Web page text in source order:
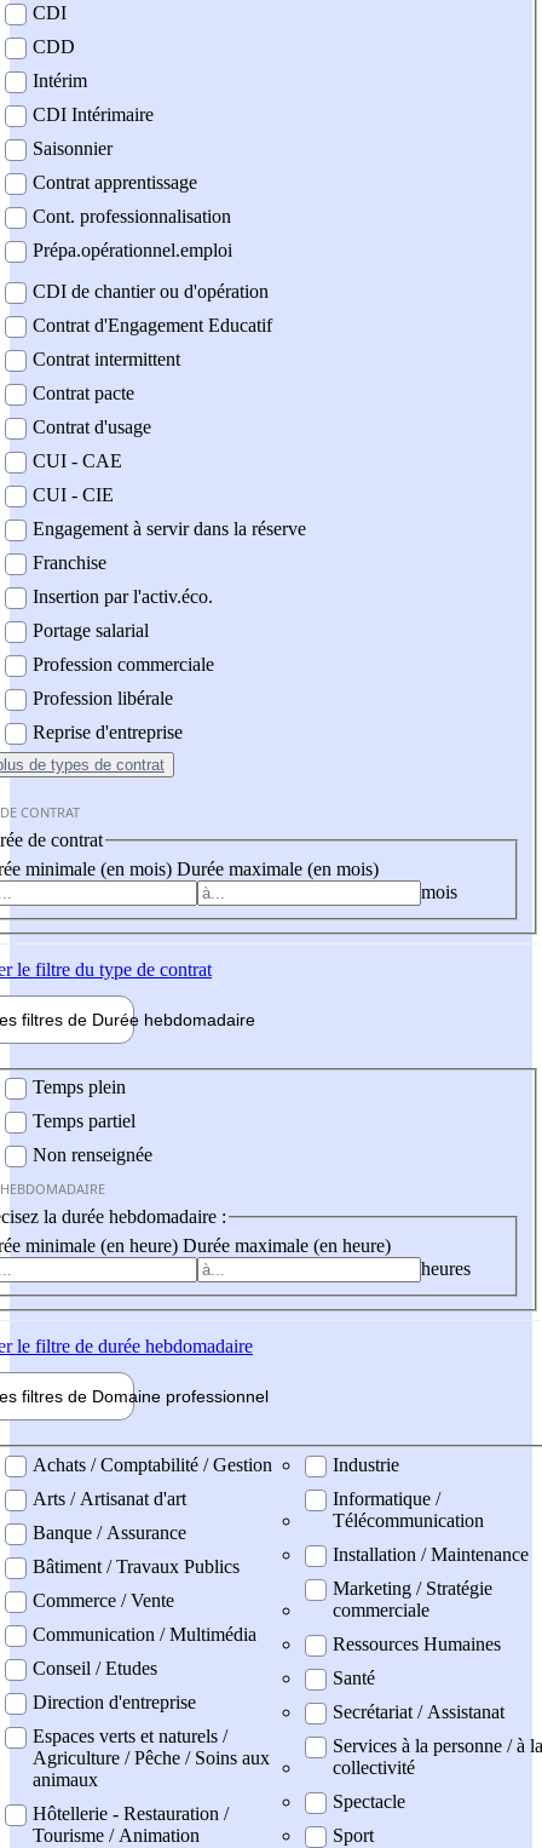
contrat
CDI
CDD
Intérim
CDI Intérimaire
Saisonnier
Contrat apprentissage
Cont. professionnalisation
Prépa.opérationnel.emploi
CDI de chantier ou d'opération
Contrat d'Engagement Educatif
Contrat intermittent
Contrat pacte
Contrat d'usage
CUI - CAE
CUI - CIE
Engagement à servir dans la réserve
Franchise
Insertion par l'activ.éco.
Portage salarial
Profession commerciale
Profession libérale
Reprise d'entreprise
de types de contrat
CONTRAT
de contrat
minimale (en mois) Durée maximale (en mois)
mois
le filtre du type de contrat
filtres de Durée hebdomadaire
Temps plein
Temps partiel
Non renseignée
la durée hebdomadaire :
minimale (en heure) Durée maximale (en heure)
heures
le filtre de durée hebdomadaire
filtres de Domaine professionnel
professionel
Achats / Comptabilité / Gestion
Arts / Artisanat d'art
Banque / Assurance
Bâtiment / Travaux Publics
Commerce / Vente
Communication / Multimédia
Conseil / Etudes
Direction d'entreprise
Espaces verts et naturels /
Agriculture / Pêche / Soins aux
animaux
Hôtellerie - Restauration /
Tourisme / Animation
Industrie
Informatique /
Télécommunication
Installation / Maintenance
Marketing / Stratégie
commerciale
Ressources Humaines
Santé
Secrétariat / Assistanat
Services à la personne / à la
collectivité
Spectacle
Sport